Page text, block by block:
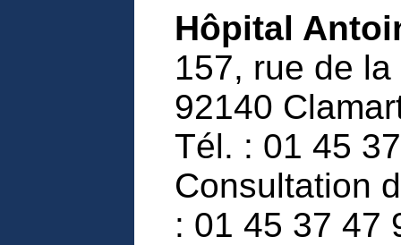
Hôpital
157, rue de
92140
Tél. : 01 45
Consultation
: 01 45 37 47